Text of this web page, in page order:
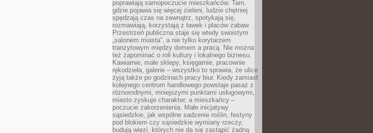
poprawiają samopoczucie mieszkańców. Tam,
gdzie pojawia się więcej zieleni, ludzie chętniej
spędzają czas na zewnątrz, spotykają się,
rozmawiają, korzystają z ławek i placów zabaw.
Przestrzeń publiczna staje się wtedy swoistym
„salonem miasta”, a nie tylko korytarzem
tranzytowym między domem a pracą. Nie można
też zapominać o roli kultury i lokalnego biznesu.
Kawiarnie, małe sklepy, księgarnie, pracownie
rękodzieła, galerie – wszystko to sprawia, że ulice
żyją także po godzinach pracy biur. Kiedy zamiast
kolejnego centrum handlowego powstaje pasaż z
różnorodnymi, mniejszymi punktami usługowymi,
miasto zyskuje charakter, a mieszkańcy –
poczucie zakorzenienia. Małe inicjatywy
sąsiedzkie, jak wspólne sadzenie roślin, festyny
pod blokiem czy sąsiedzkie wymiany rzeczy,
budują więzi, których nie da się zastąpić żadną